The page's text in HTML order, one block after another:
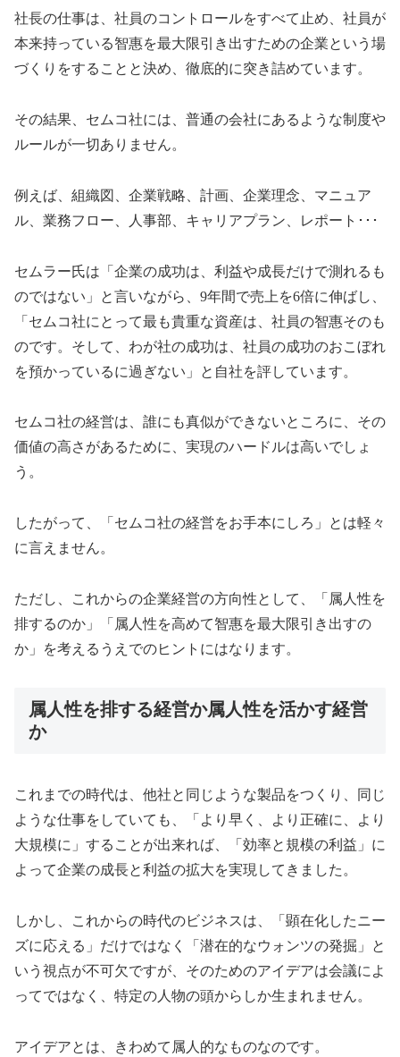
社長の仕事は、社員のコントロールをすべて止め、社員が
本来持っている智惠を最大限引き出すための企業という場
づくりをすることと決め、徹底的に突き詰めています。
その結果、セムコ社には、普通の会社にあるような制度や
ルールが一切ありません。
例えば、組織図、企業戦略、計画、企業理念、マニュア
ル、業務フロー、人事部、キャリアプラン、レポート･･･
セムラー氏は「企業の成功は、利益や成長だけで測れるも
のではない」と言いながら、9年間で売上を6倍に伸ばし、
「セムコ社にとって最も貴重な資産は、社員の智惠そのも
のです。そして、わが社の成功は、社員の成功のおこぼれ
を預かっているに過ぎない」と自社を評しています。
セムコ社の経営は、誰にも真似ができないところに、その
価値の高さがあるために、実現のハードルは高いでしょ
う。
したがって、「セムコ社の経営をお手本にしろ」とは軽々
に言えません。
ただし、これからの企業経営の方向性として、「属人性を
排するのか」「属人性を高めて智惠を最大限引き出すの
か」を考えるうえでのヒントにはなります。
属人性を排する経営か属人性を活かす経営
か
これまでの時代は、他社と同じような製品をつくり、同じ
ような仕事をしていても、「より早く、より正確に、より
大規模に」することが出来れば、「効率と規模の利益」に
よって企業の成長と利益の拡大を実現してきました。
しかし、これからの時代のビジネスは、「顕在化したニー
ズに応える」だけではなく「潜在的なウォンツの発掘」と
いう視点が不可欠ですが、そのためのアイデアは会議によ
ってではなく、特定の人物の頭からしか生まれません。
アイデアとは、きわめて属人的なものなのです。